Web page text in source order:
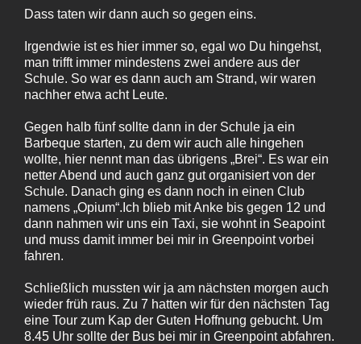
Dass taten wir dann auch so gegen eins.
Irgendwie ist es hier immer so, egal wo Du hingehst,
man trifft immer mindestens zwei andere aus der
Schule. So war es dann auch am Strand, wir waren
nachher etwa acht Leute.
Gegen halb fünf sollte dann in der Schule ja ein
Barbeque starten, zu dem wir auch alle hingehen
wollte, hier nennt man das übrigens „Brei“. Es war ein
netter Abend und auch ganz gut organisiert von der
Schule. Danach ging es dann noch in einen Club
namens „Opium“.Ich blieb mit Anke bis gegen 12 und
dann nahmen wir uns ein Taxi, sie wohnt in Seapoint
und muss damit immer bei mir in Greenpoint vorbei
fahren.
Schließlich mussten wir ja am nächsten morgen auch
wieder früh raus. Zu 7 hatten wir für den nächsten Tag
eine Tour zum Kap der Guten Hoffnung gebucht. Um
8.45 Uhr sollte der Bus bei mir in Greenpoint abfahren.